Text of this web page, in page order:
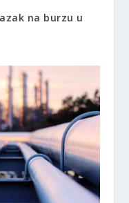
na burzu u